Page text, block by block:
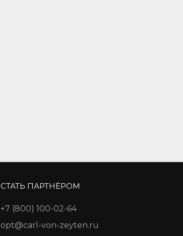
СТАТЬ ПАРТНЁРОМ
+7 (800) 100-02-64
opt@carl-von-zeyten.ru